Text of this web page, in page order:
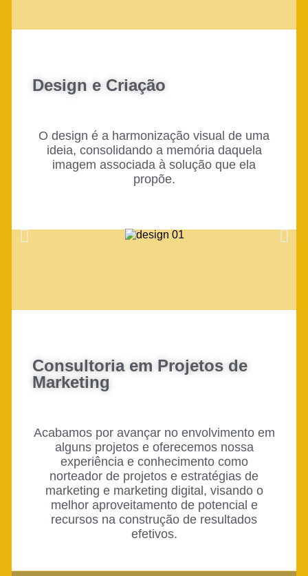
Design e Criação
O design é a harmonização visual de uma
ideia, consolidando a memória daquela
imagem associada à solução que ela
propõe.
Consultoria em Projetos de
Marketing
Acabamos por avançar no envolvimento em
alguns projetos e oferecemos nossa
experiência e conhecimento como
norteador de projetos e estratégias de
marketing e marketing digital, visando o
melhor aproveitamento de potencial e
recursos na construção de resultados
efetivos.